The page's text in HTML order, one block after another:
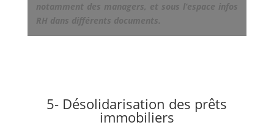
notamment des managers, et sous l’espace infos
RH dans différents documents.
5- Désolidarisation des prêts
immobiliers